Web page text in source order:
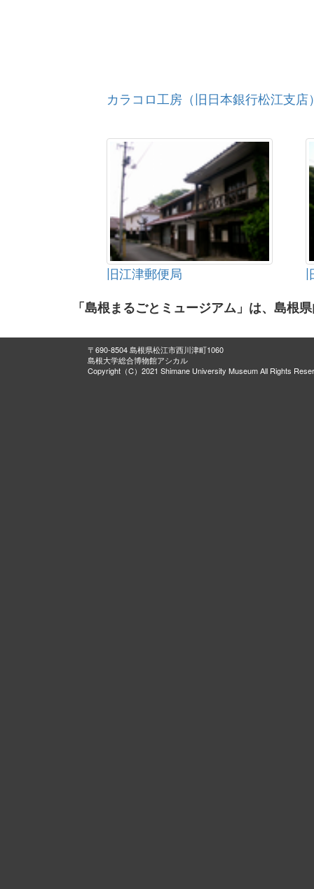
カラコロ工房（旧日本銀行松江支店
旧江津郵便局
「島根まるごとミュージアム」は、島根
〒690-8504 島根県松江市西川津町1060
島根大学総合博物館アシカル
Copyright（C）2021 Shimane University Museum All Rights